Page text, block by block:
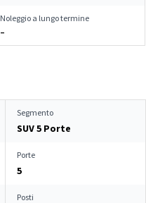
Noleggio a lungo termine
–
Segmento
SUV 5 Porte
Porte
5
Posti